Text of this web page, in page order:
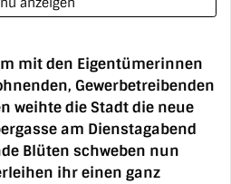
mit den Eigentümerinnen
Gewerbetreibenden
weihte die Stadt die neue
am Dienstagabend
Blüten schweben nun
ihr einen ganz